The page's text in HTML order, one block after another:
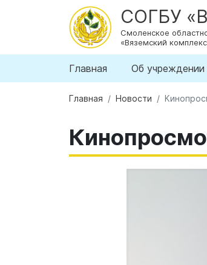
СОГБУ
Смоленское
«Вяземский
Главная Об учреждении
Главная Новости